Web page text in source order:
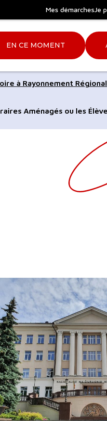
au
de
Mes démarchesJe
EN CE MOMENT
à Rayonnement
Aménagés ou les